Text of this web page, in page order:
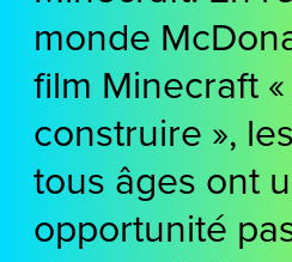
monde
film Minecraft
construire »,
tous âges ont
opportunité